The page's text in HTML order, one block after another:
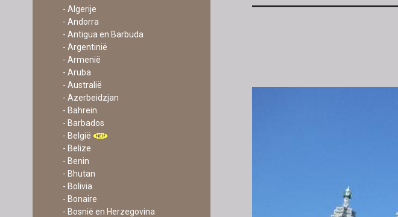
- Algerije
- Andorra
- Antigua en Barbuda
- Argentinië
- Armenië
- Aruba
- Australië
- Azerbeidzjan
- Bahrein
- Barbados
- België
- Belize
- Benin
- Bhutan
- Bolivia
- Bonaire
- Bosnië en Herzegovina